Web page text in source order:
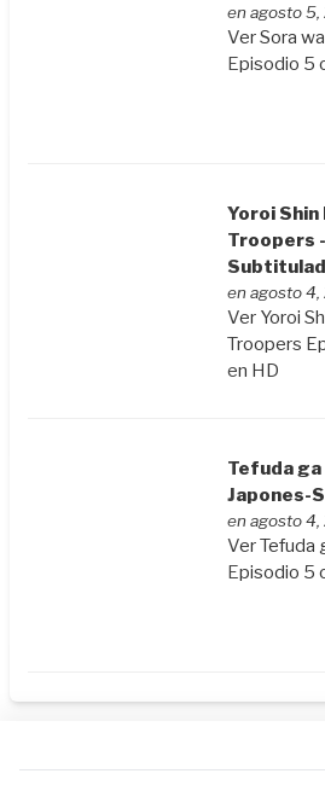
en agosto
Ver Sora
Episodio 5
Yoroi Shin
Troopers
en agosto
Ver Yoroi
Troopers
en HD
Tefuda
Japones-
en agosto
Ver Tefuda
Episodio 5